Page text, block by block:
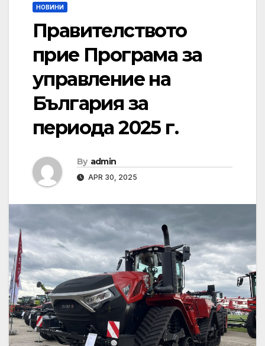
НОВИНИ
Правителството
прие Програма за
управление на
България за
периода 2025 г.
By admin
APR 30, 2025